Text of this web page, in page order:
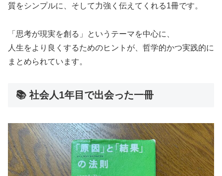
質をシンプルに、そして力強く伝えてくれる1冊です。
「思考が現実を創る」というテーマを中心に、
人生をより良くするためのヒントが、哲学的かつ実践的に
まとめられています。
📚 社会人1年目で出会った一冊